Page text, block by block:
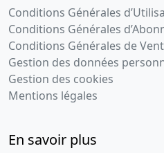
Conditions Générales
Conditions Générales
Conditions Générales de
Gestion des données
Gestion des cookies
Mentions légales
En savoir plus